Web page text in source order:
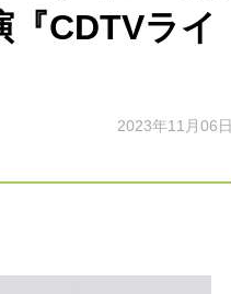
CDTVライ
2023年11月06日